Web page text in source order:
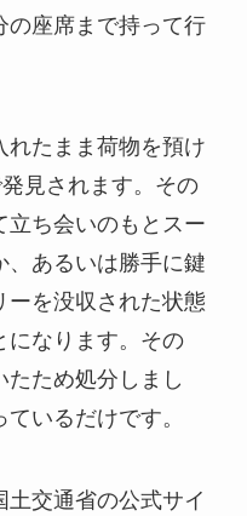
の座席まで持って行
れたまま荷物を預け
見されます。その
立ち会いのもとスー
、あるいは勝手に鍵
ーを没収された状態
になります。その
たため処分しまし
いるだけです。
交通省の公式サイ